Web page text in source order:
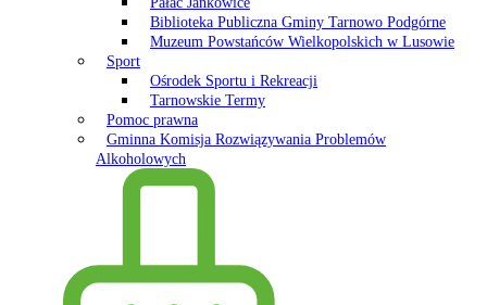
Biblioteka Publiczna Gminy Tarnowo Podgórne
Muzeum Powstańców Wielkopolskich w Lusowie
Sport
Ośrodek Sportu i Rekreacji
Tarnowskie Termy
Pomoc prawna
Gminna Komisja Rozwiązywania Problemów
Alkoholowych